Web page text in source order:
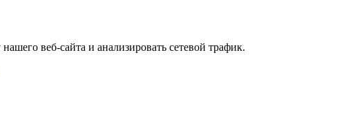
веб-сайта и анализировать сетевой трафик.